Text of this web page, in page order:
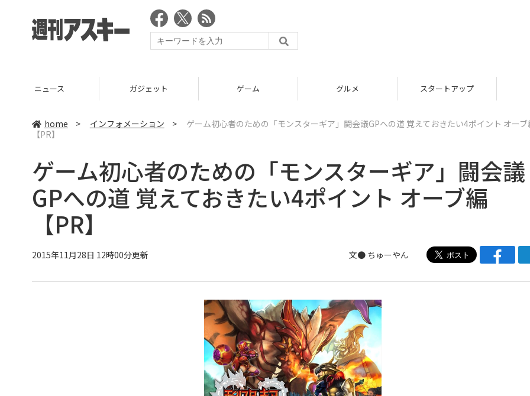
ニュース ガジェット ゲーム グルメ スタートアップ
home > インフォメーション >
ゲーム初心者のための「モンスターギア」闘会議GPへの道 覚えておきたい4ポイント オーブ
【PR】
ゲーム初心者のための「モンスターギア」闘会議
GPへの道 覚えておきたい4ポイント オーブ編
【PR】
2015年11月28日 12時00分更新 文● ちゅーやん